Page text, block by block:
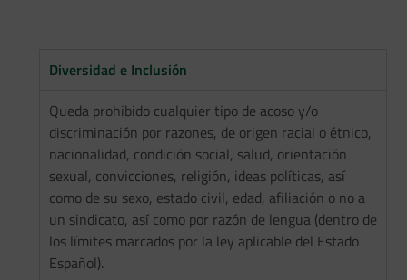
Diversidad e Inclusión
Queda prohibido cualquier tipo de acoso y/o
discriminación por razones, de origen racial o étnico,
nacionalidad, condición social, salud, orientación
sexual, convicciones, religión, ideas políticas, así
como de su sexo, estado civil, edad, afiliación o no a
un sindicato, así como por razón de lengua (dentro de
los límites marcados por la ley aplicable del Estado
Español).